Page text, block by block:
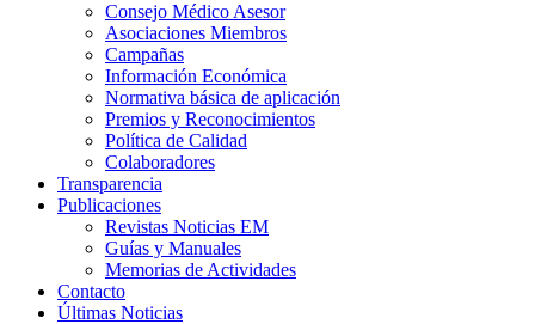
Consejo Médico Asesor
Asociaciones Miembros
Campañas
Información Económica
Normativa básica de aplicación
Premios y Reconocimientos
Política de Calidad
Colaboradores
Transparencia
Publicaciones
Revistas Noticias EM
Guías y Manuales
Memorias de Actividades
Contacto
Últimas Noticias